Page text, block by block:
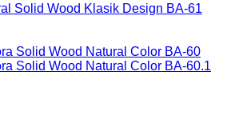
Solid Wood Klasik Design BA-61